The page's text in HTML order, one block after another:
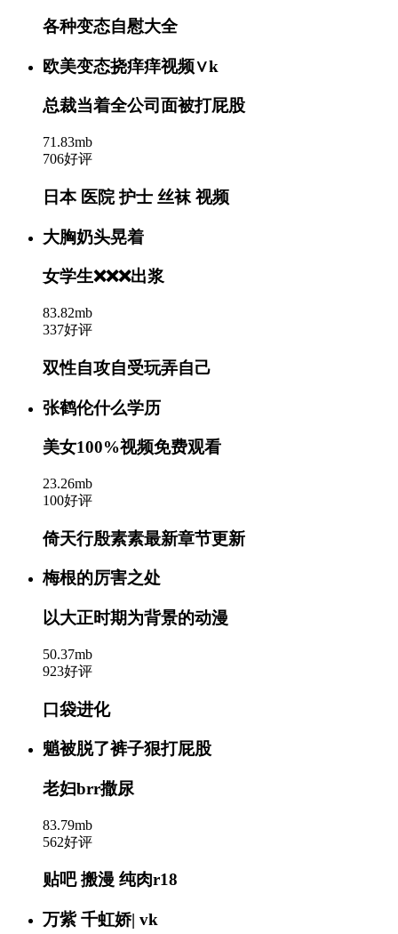
各种变态自慰大全
欧美变态挠痒痒视频∨k
总裁当着全公司面被打屁股
71.83mb
706好评
日本 医院 护士 丝袜 视频
大胸奶头晃着
女学生❌❌❌出浆
83.82mb
337好评
双性自攻自受玩弄自己
张鹤伦什么学历
美女100%视频免费观看
23.26mb
100好评
倚天行殷素素最新章节更新
梅根的厉害之处
以大正时期为背景的动漫
50.37mb
923好评
口袋进化
魈被脱了裤子狠打屁股
老妇brr撒尿
83.79mb
562好评
贴吧 搬漫 纯肉r18
万紫 千虹娇| vk